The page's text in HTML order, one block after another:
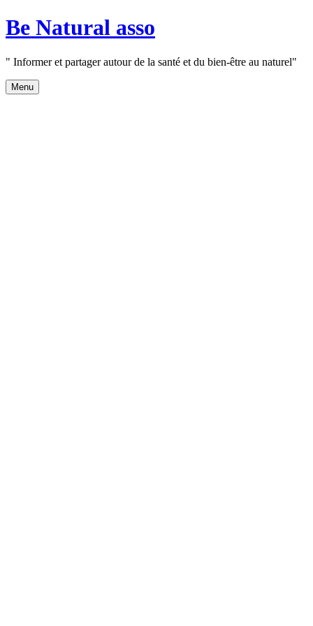
Aller
au
Be Natural asso
" Informer et partager autour de la santé et du bien-être au naturel"
Menu